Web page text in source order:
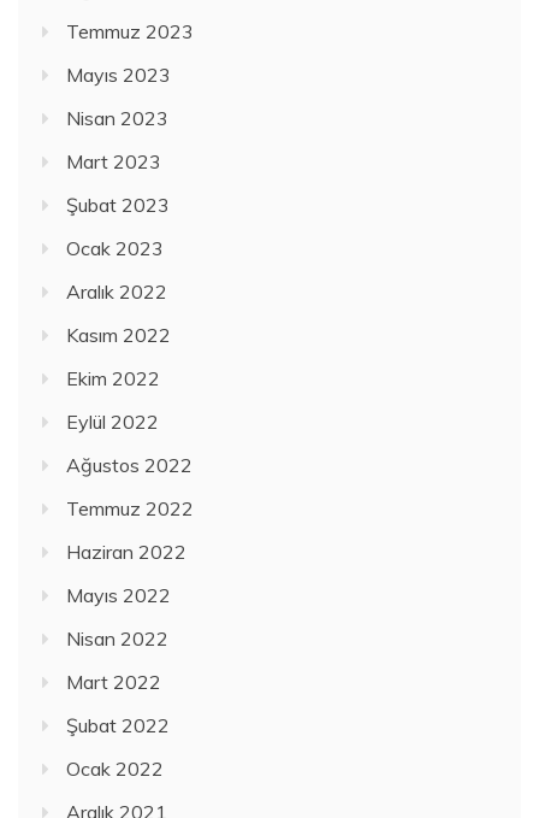
Temmuz 2023
Mayıs 2023
Nisan 2023
Mart 2023
Şubat 2023
Ocak 2023
Aralık 2022
Kasım 2022
Ekim 2022
Eylül 2022
Ağustos 2022
Temmuz 2022
Haziran 2022
Mayıs 2022
Nisan 2022
Mart 2022
Şubat 2022
Ocak 2022
Aralık 2021